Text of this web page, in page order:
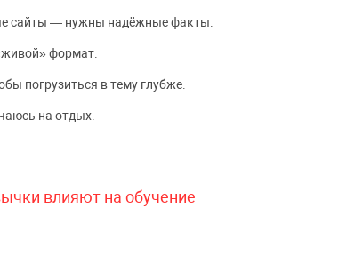
сайты — нужны надёжные факты.
формат.
погрузиться в тему глубже.
на отдых.
влияют на обучение